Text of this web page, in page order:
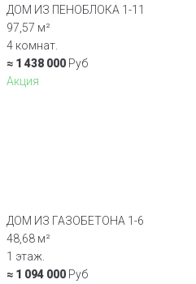
ДОМ ИЗ ПЕНОБЛОКА 1-11
97,57 м²
4 комнат.
≈ 1 438 000 Руб
Акция
ДОМ ИЗ ГАЗОБЕТОНА 1-6
48,68 м²
1 этаж.
≈ 1 094 000 Руб